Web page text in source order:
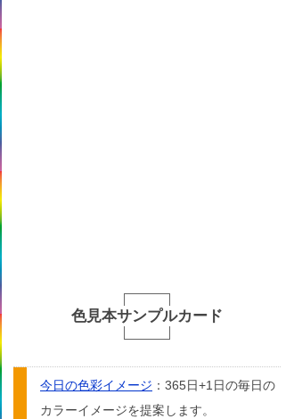
色見本サンプルカード
今日の色彩イメージ ：365日+1日の毎日の
カラーイメージを提案します。